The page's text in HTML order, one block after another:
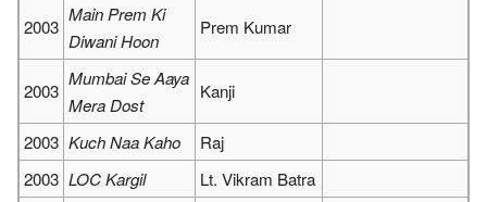
2003
Main Prem Ki
Diwani Hoon
Prem Kumar
2003
Mumbai Se Aaya
Mera Dost
Kanji
2003 Kuch Naa Kaho
Raj
2003 LOC Kargil
Lt. Vikram Batra